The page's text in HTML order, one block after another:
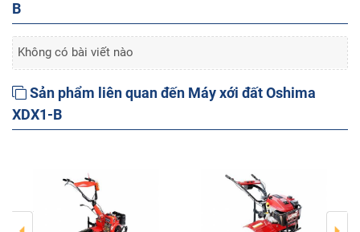
B
Không có bài viết nào
Sản phẩm liên quan đến Máy xới đất Oshima
XDX1-B